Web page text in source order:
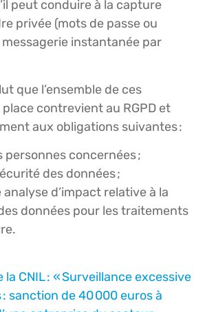
peut conduire à la capture
privée (mots de passe ou
instantanée par
que l’ensemble de ces
contrevient au RGPD et
aux obligations suivantes :
personnes concernées ;
des données ;
d’impact relative à la
données pour les traitements
CNIL : « Surveillance excessive
: sanction de 40 000 euros à